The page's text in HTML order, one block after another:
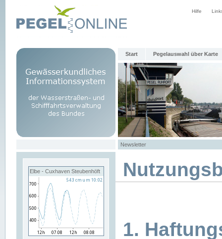
Hilfe
Start Pegelauswahl über Karte
Newsletter
Elbe - Cuxhaven Steubenhöft
1.